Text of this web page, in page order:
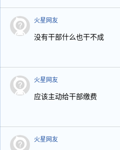
火星网友
没有干部什么也干不成
火星网友
应该主动给干部缴费
火星网友